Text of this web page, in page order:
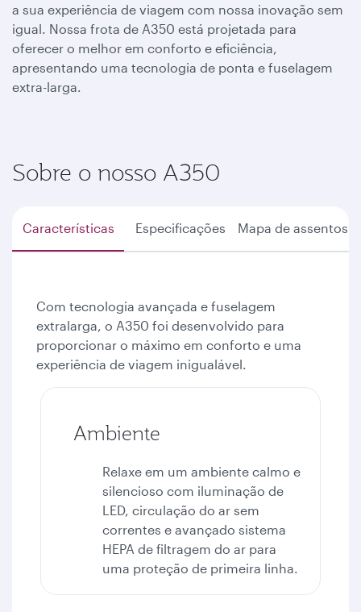
a sua experiência de viagem com nossa inovação sem
igual. Nossa frota de A350 está projetada para
oferecer o melhor em conforto e eficiência,
apresentando uma tecnologia de ponta e fuselagem
extra-larga.
Sobre o nosso A350
Características Especificações Mapa de assentos
Com tecnologia avançada e fuselagem
extralarga, o A350 foi desenvolvido para
proporcionar o máximo em conforto e uma
experiência de viagem inigualável.
Ambiente
Relaxe em um ambiente calmo e
silencioso com iluminação de
LED, circulação do ar sem
correntes e avançado sistema
HEPA de filtragem do ar para
uma proteção de primeira linha.